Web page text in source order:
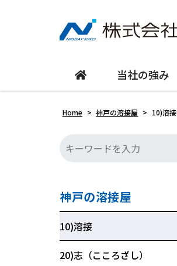
当社の強み
Home > 神戸の溶接屋 > 10)溶接
神戸の溶接屋
10)溶接
20)志（こころざし）